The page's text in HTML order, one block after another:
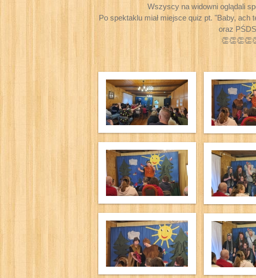
Wszyscy na widowni oglądali
Po spektaklu miał miejsce quiz pt. "Baby,
oraz